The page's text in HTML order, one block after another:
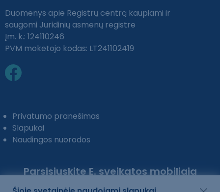
Duomenys apie Registrų centrą kaupiami ir
saugomi Juridinių asmenų registre
Įm. k.: 124110246
PVM mokėtojo kodas: LT241102419
Privatumo pranešimas
Slapukai
Naudingos nuorodos
Parsisiųskite E. sveikatos mobiliąją
programėlę: